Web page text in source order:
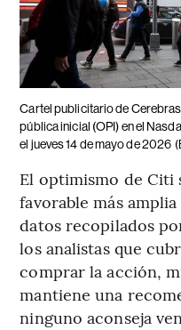
Cartel publicitario de
pública inicial (OPI) en el
el jueves 14 de mayo de 2026
El optimismo de Citi
favorable más
datos recopilados
los analistas que
comprar la acción,
mantiene una
ninguno aconseja